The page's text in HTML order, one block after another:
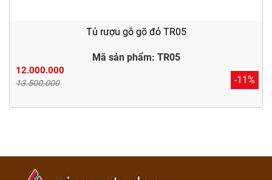
Tủ rượu gỗ gõ đỏ TR05
Mã sản phẩm: TR05
12.000.000
13.500.000 -11%